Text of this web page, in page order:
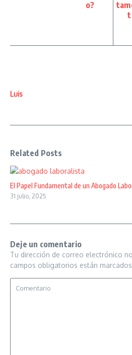
o?
Luis
Related Posts
El Papel Fundamental de un Abogado
31 julio, 2025
Deje un comentario
Tu dirección de correo electrónico
campos obligatorios están